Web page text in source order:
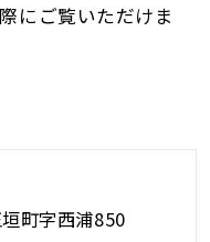
にご覧いただけま
町字西浦850